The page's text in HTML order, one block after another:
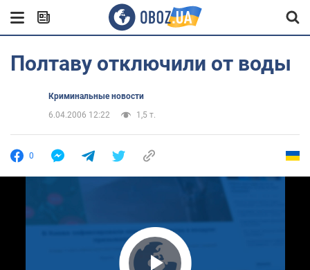
Полтаву отключили от воды
Криминальные новости
6.04.2006 12:22
1,5 т.
0